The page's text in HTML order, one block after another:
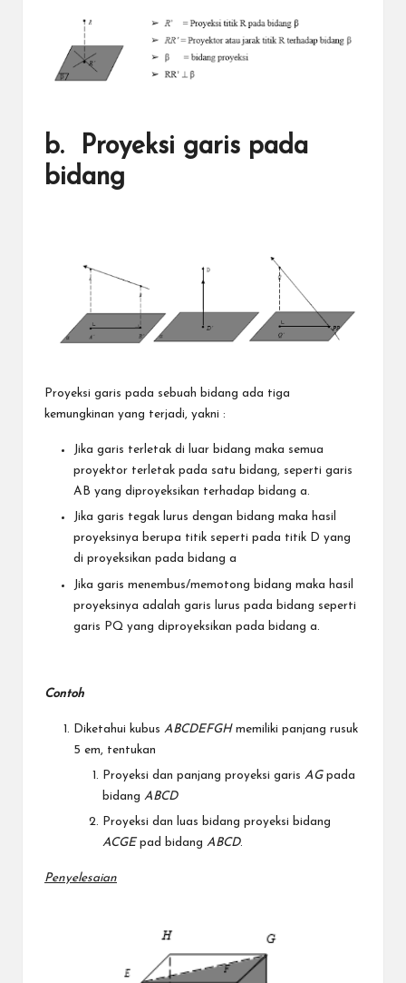
b. Proyeksi garis pada
bidang
Proyeksi garis pada sebuah bidang ada tiga
kemungkinan yang terjadi, yakni :
Jika garis terletak di luar bidang maka semua
proyektor terletak pada satu bidang, seperti garis
AB yang diproyeksikan terhadap bidang a.
Jika garis tegak lurus dengan bidang maka hasil
proyeksinya berupa titik seperti pada titik D yang
di proyeksikan pada bidang a
Jika garis menembus/memotong bidang maka hasil
proyeksinya adalah garis lurus pada bidang seperti
garis PQ yang diproyeksikan pada bidang a.
Contoh
Diketahui kubus ABCDEFGH memiliki panjang rusuk
5 em, tentukan
Proyeksi dan panjang proyeksi garis AG pada
bidang ABCD
Proyeksi dan luas bidang proyeksi bidang
ACGE pad bidang ABCD.
Penyelesaian